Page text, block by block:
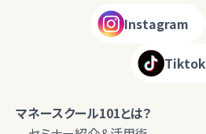
Instagram
Tiktok
マネースクール101とは？